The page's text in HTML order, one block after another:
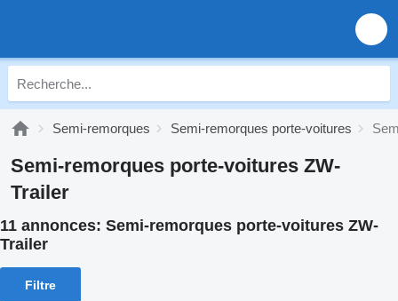
Semi-remorques Semi-remorques porte-voitures
Semi-remorques porte-voitures ZW-
Trailer
11 annonces: Semi-remorques porte-voitures ZW-
Trailer
Filtre